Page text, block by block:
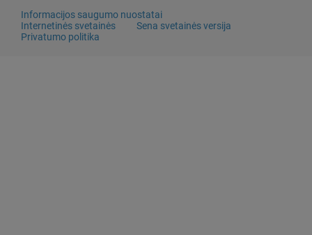
Informacijos saugumo nuostatai
Internetinės svetainės
Sena svetainės versija
Privatumo politika